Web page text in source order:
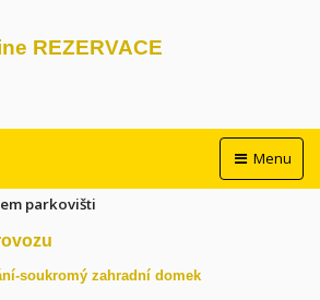
REZERVACE
Menu
parkovišti
soukromý zahradní domek